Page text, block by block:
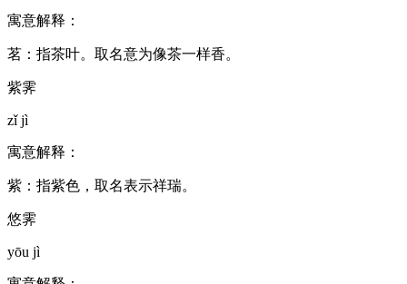
寓意解释：
茗：指茶叶。取名意为像茶一样香。
紫霁
zǐ jì
寓意解释：
紫：指紫色，取名表示祥瑞。
悠霁
yōu jì